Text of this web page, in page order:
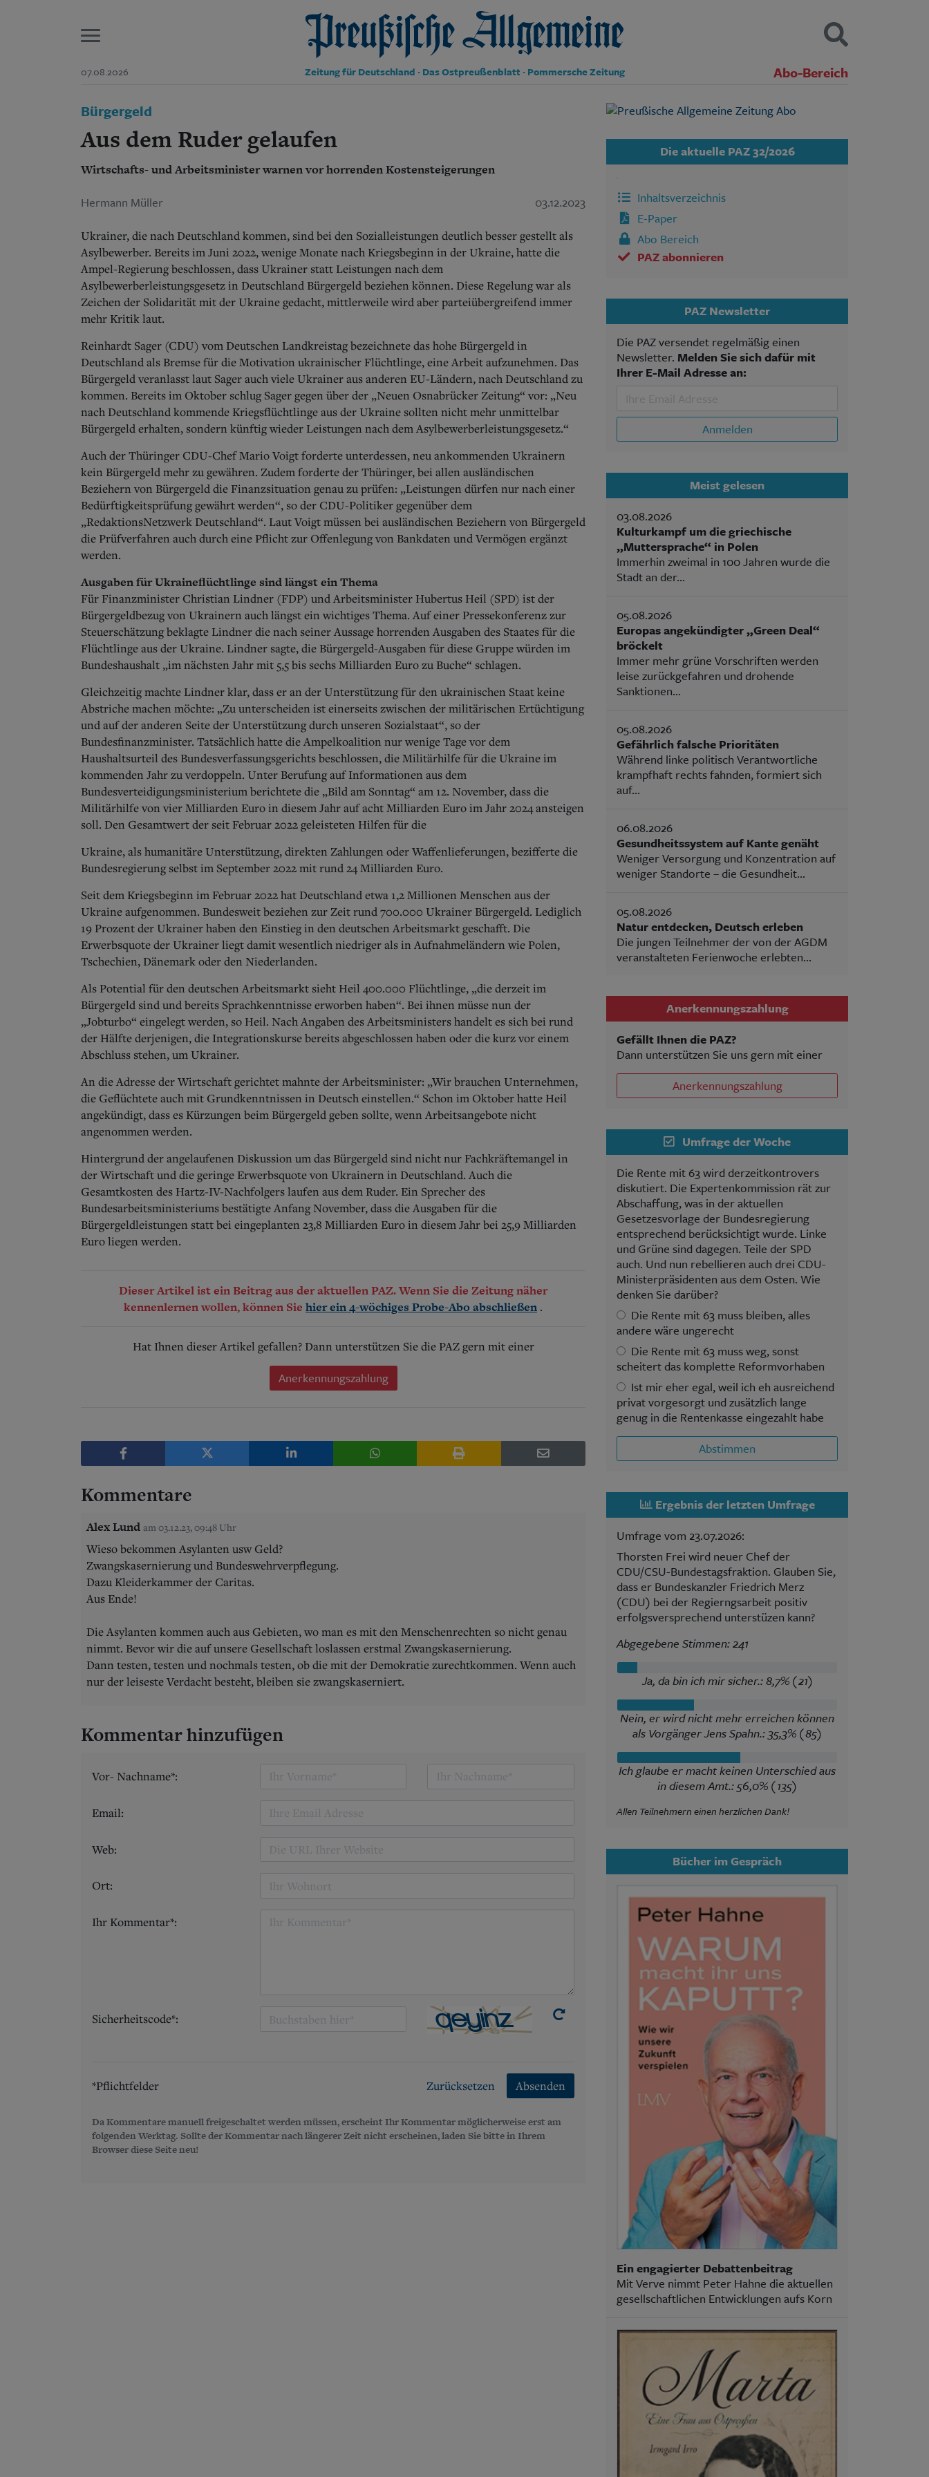
07.08.2026 Preußische Allgemeine Zeitung
Zeitung für Deutschland · Das Ostpreußenblatt · Pommersche Zeitung Abo-Bereich
Start
Wer wir sind
Aktuelle Ausgabe
Abonnent werden
Archiv
Gesellschaft
Pommern
Berlin-Brandenburg
Schlesien
Danzig und Westpreußen
Bücher
Kontakt
Datenschutz
Suchen und finden
SUCHEN
Bürgergeld
Aus dem Ruder gelaufen
Wirtschafts- und Arbeitsminister warnen vor horrenden Kostensteigerungen
Hermann Müller 03.12.2023
Ukrainer, die nach Deutschland kommen, sind bei den Sozialleistungen deutlich besser gestellt als
Asylbewerber. Bereits im Juni 2022, wenige Monate nach Kriegsbeginn in der Ukraine, hatte die
Ampel-Regierung beschlossen, dassUkrainer statt Leistungen nach dem
Asylbewerberleistungsgesetz in Deutschland Bürgergeld beziehen können. Diese Regelung war als
Zeichen der Solidarität mit der Ukraine gedacht, mittlerweile wird aber parteiübergreifend immer
mehr Kritik laut.
Reinhardt Sager (CDU) vom Deutschen Landkreistag bezeichnete das hohe Bürgergeld in
Deutschland als Bremse für die Motivation ukrainischer Flüchtlinge, eine Arbeit aufzunehmen. Das
Bürgergeld veranlasst laut Sager auch viele Ukrainer aus anderen EU-Ländern, nach Deutschland zu
kommen. Bereits im Oktober schlug Sager gegen über der „Neuen Osnabrücker Zeitung“ vor: „Neu
nach Deutschland kommende Kriegsflüchtlinge aus der Ukraine sollten nicht mehr unmittelbar
Bürgergeld erhalten, sondern künftig wieder Leistungen nach dem Asylbewerberleistungsgesetz.“
Auch der Thüringer CDU-Chef Mario Voigt forderte unterdessen, neu ankommenden Ukrainern
kein Bürgergeld mehr zu gewähren. Zudem forderte der Thüringer, bei allen ausländischen
Beziehern von Bürgergeld die Finanzsituation genau zu prüfen: „Leistungen dürfen nur nach einer
Bedürftigkeitsprüfung gewährt werden“, so der CDU-Politiker gegenüber dem
„RedaktionsNetzwerk Deutschland“. Laut Voigt müssen bei ausländischen Beziehern von Bürgergeld
die Prüfverfahren auch durch eine Pflicht zur Offenlegung von Bankdaten und Vermögen ergänzt
werden.
Ausgaben für Ukraineflüchtlinge sind längst ein Thema
Für Finanzminister Christian Lindner (FDP) und Arbeitsminister Hubertus Heil (SPD) ist der
Bürgergeldbezug von Ukrainern auch längst ein wichtiges Thema. Auf einer Pressekonferenz zur
Steuerschätzung beklagte Lindner die nach seiner Aussage horrenden Ausgaben des Staates für die
Flüchtlinge aus der Ukraine. Lindner sagte, die Bürgergeld-Ausgaben für diese Gruppe würden im
Bundeshaushalt „im nächsten Jahr mit 5,5 bis sechs Milliarden Euro zu Buche“ schlagen.
Gleichzeitig machte Lindner klar, dass er an der Unterstützung für den ukrainischen Staat keine
Abstriche machen möchte: „Zu unterscheiden ist einerseits zwischen der militärischen Ertüchtigung
und auf der anderen Seite der Unterstützung durch unseren Sozialstaat“, so der
Bundesfinanzminister. Tatsächlich hatte die Ampelkoalition nur wenige Tage vor dem
Haushaltsurteil des Bundesverfassungsgerichts beschlossen, die Militärhilfe für die Ukraine im
kommenden Jahr zu verdoppeln. Unter Berufung auf Informationen aus dem
Bundesverteidigungsministerium berichtete die „Bild am Sonntag“ am 12. November, dass die
Militärhilfe von vier Milliarden Euro in diesem Jahr auf acht Milliarden Euro im Jahr 2024 ansteigen
soll. Den Gesamtwert der seit Februar 2022 geleisteten Hilfen für die
Ukraine, als humanitäre Unterstützung, direkten Zahlungen oder Waffenlieferungen, bezifferte die
Bundesregierung selbst im September 2022 mit rund 24 Milliarden Euro.
Seit dem Kriegsbeginn im Februar 2022 hat Deutschland etwa 1,2 Millionen Menschen aus der
Ukraine aufgenommen. Bundesweit beziehen zur Zeit rund 700.000 Ukrainer Bürgergeld. Lediglich
19 Prozent der Ukrainer haben den Einstieg in den deutschen Arbeitsmarkt geschafft. Die
Erwerbsquote der Ukrainer liegt damit wesentlich niedriger als in Aufnahmeländern wie Polen,
Tschechien, Dänemark oder den Niederlanden.
Als Potential für den deutschen Arbeitsmarkt sieht Heil 400.000 Flüchtlinge, „die derzeit im
Bürgergeld sind und bereits Sprachkenntnisse erworben haben“. Bei ihnen müsse nun der
„Jobturbo“ eingelegt werden, so Heil. Nach Angaben des Arbeitsministers handelt es sich bei rund
der Hälfte derjenigen, die Integrationskurse bereits abgeschlossen haben oder die kurz vor einem
Abschluss stehen, um Ukrainer.
An die Adresse der Wirtschaft gerichtet mahnte der Arbeitsminister: „Wir brauchen Unternehmen,
die Geflüchtete auch mit Grundkenntnissen in Deutsch einstellen.“ Schon im Oktober hatte Heil
angekündigt, dass es Kürzungen beim Bürgergeld geben sollte, wenn Arbeitsangebote nicht
angenommen werden.
Hintergrund der angelaufenen Diskussion um das Bürgergeld sind nicht nur Fachkräftemangel in
der Wirtschaft und die geringe Erwerbsquote von Ukrainern in Deutschland. Auch die
Gesamtkosten des Hartz-IV-Nachfolgers laufen aus dem Ruder. Ein Sprecher des
Bundesarbeitsministeriums bestätigte Anfang November, dass die Ausgaben für die
Bürgergeldleistungen statt bei eingeplanten 23,8 Milliarden Euro in diesem Jahr bei 25,9 Milliarden
Euro liegen werden.
Dieser Artikel ist ein Beitrag aus der aktuellen PAZ. Wenn Sie die Zeitung näher
kennenlernen wollen, können Sie hier ein 4-wöchiges Probe-Abo abschließen .
Hat Ihnen dieser Artikel gefallen? Dann unterstützen Sie die PAZ gern mit einer
Anerkennungszahlung
Kommentare
Alex Lund am 03.12.23, 09:48 Uhr
Wieso bekommen Asylanten usw Geld?
Zwangskasernierung und Bundeswehrverpflegung.
Dazu Kleiderkammer der Caritas.
Aus Ende!
Die Asylanten kommen auch aus Gebieten, wo man es mit den Menschenrechten so nicht genau
nimmt. Bevor wir die auf unsere Gesellschaft loslassen erstmal Zwangskasernierung.
Dann testen, testen und nochmals testen, ob die mit der Demokratie zurechtkommen. Wenn auch
nur der leiseste Verdacht besteht, bleiben sie zwangskaserniert.
Kommentar hinzufügen
Vor- Nachname*:
Email:
Web:
Ort:
Ihr Kommentar*:
Sicherheitscode*:
*Pflichtfelder Zurücksetzen Absenden
Da Kommentare manuell freigeschaltet werden müssen, erscheint Ihr Kommentar möglicherweise erst am
folgenden Werktag. Sollte der Kommentar nach längerer Zeit nicht erscheinen, laden Sie bitte in Ihrem
Browser diese Seite neu!
Die aktuelle PAZ 32/2026
Inhaltsverzeichnis
E-Paper
Abo Bereich
PAZ abonnieren
PAZ Newsletter
Die PAZ versendet regelmäßig einen
Newsletter. Melden Sie sich dafür mit
Ihrer E-Mail Adresse an:
Anmelden
Meist gelesen
03.08.2026
Kulturkampf um die griechische
„Muttersprache“ in Polen
Immerhin zweimal in 100 Jahren wurde die
Stadt an der...
05.08.2026
Europas angekündigter „Green Deal“
bröckelt
Immer mehr grüne Vorschriften werden
leise zurückgefahren und drohende
Sanktionen...
05.08.2026
Gefährlich falsche Prioritäten
Während linke politisch Verantwortliche
krampfhaft rechts fahnden, formiert sich
auf...
06.08.2026
Gesundheitssystem auf Kante genäht
Weniger Versorgung und Konzentration auf
weniger Standorte – die Gesundheit...
05.08.2026
Natur entdecken, Deutsch erleben
Die jungen Teilnehmer der von der AGDM
veranstalteten Ferienwoche erlebten...
Anerkennungszahlung
Gefällt Ihnen die PAZ?
Dann unterstützen Sie uns gern mit einer
Anerkennungszahlung
Umfrage der Woche
Die Rente mit 63 wird derzeitkontrovers
diskutiert. Die Expertenkommission rät zur
Abschaffung, was in der aktuellen
Gesetzesvorlage der Bundesregierung
entsprechend berücksichtigt wurde. Linke
und Grüne sind dagegen. Teile der SPD
auch. Und nun rebellieren auch drei CDU-
Ministerpräsidenten aus dem Osten. Wie
denken Sie darüber?
Die Rente mit 63 muss bleiben, alles
andere wäre ungerecht
Die Rente mit 63 muss weg, sonst
scheitert das komplette Reformvorhaben
Ist mir eher egal, weil ich eh ausreichend
privat vorgesorgt und zusätzlich lange
genug in die Rentenkasse eingezahlt habe
Abstimmen
Ergebnis der letzten Umfrage
Umfrage vom 23.07.2026:
Thorsten Frei wird neuer Chef der
CDU/CSU-Bundestagsfraktion. Glauben Sie,
dass er Bundeskanzler Friedrich Merz
(CDU) bei der Regierngsarbeit positiv
erfolgsversprechend unterstüzen kann?
Abgegebene Stimmen: 241
Ja, da bin ich mir sicher.: 8,7% (21)
Nein, er wird nicht mehr erreichen können
als Vorgänger Jens Spahn.: 35,3% (85)
Ich glaube er macht keinen Unterschied aus
in diesem Amt.: 56,0% (135)
Allen Teilnehmern einen herzlichen Dank!
Bücher im Gespräch
Ein engagierter Debattenbeitrag
Mit Verve nimmt Peter Hahne die aktuellen
gesellschaftlichen Entwicklungen aufs Korn